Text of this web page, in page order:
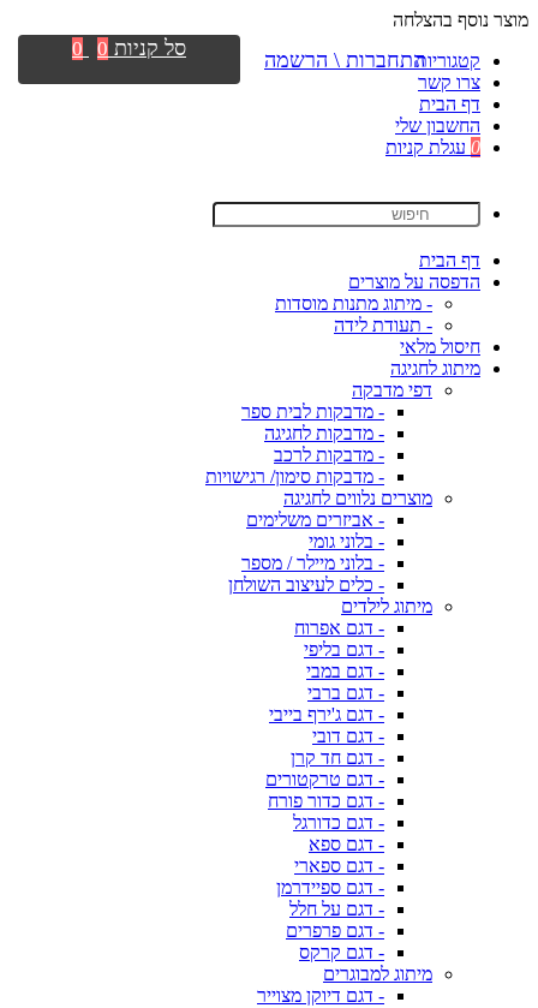
מוצר נוסף בהצלחה
קטגוריות
צרו קשר
דף הבית
החשבון שלי
0 עגלת קניות
דף הבית
הדפסה על מוצרים
- מיתוג מתנות מוסדות
- תעודת לידה
חיסול מלאי
מיתוג לחגיגה
דפי מדבקה
- מדבקות לבית ספר
- מדבקות לחגיגה
- מדבקות לרכב
- מדבקות סימון/ רגישויות
מוצרים נלווים לחגיגה
- אביזרים משלימים
- בלוני גומי
- בלוני מיילר / מספר
- כלים לעיצוב השולחן
מיתוג לילדים
- דגם אפרוח
- דגם בליפי
- דגם במבי
- דגם ברבי
- דגם ג'ירף בייבי
- דגם דובי
- דגם חד קרן
- דגם טרקטורים
- דגם כדור פורח
- דגם כדורגל
- דגם ספא
- דגם ספארי
- דגם ספיידרמן
- דגם על חלל
- דגם פרפרים
- דגם קרקס
מיתוג למבוגרים
- דגם דיוקן מצוייר
התחברות \ הרשמה סל קניות 0
0